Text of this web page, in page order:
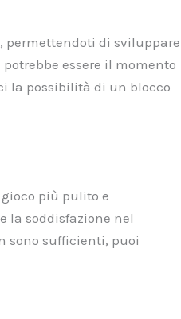
permettendoti di sviluppare
essere il momento
la possibilità di un blocco
più pulito e
la soddisfazione nel
sono sufficienti, puoi